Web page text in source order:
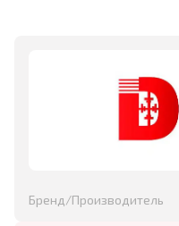
Бренд/Производитель